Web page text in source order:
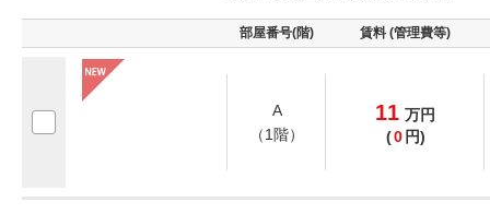
部屋番号(階) 賃料 (管理費等)
A
（1階）
11 万円
(0 円)